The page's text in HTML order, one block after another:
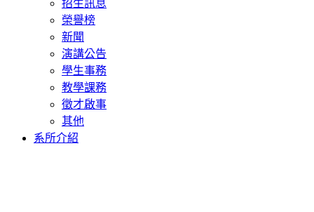
招生訊息
榮譽榜
新聞
演講公告
學生事務
教學課務
徵才啟事
其他
系所介紹